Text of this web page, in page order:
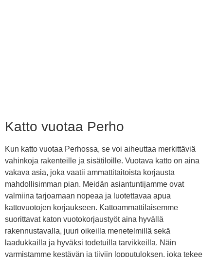
Katto vuotaa Perho
Kun katto vuotaa Perhossa, se voi aiheuttaa merkittäviä
vahinkoja rakenteille ja sisätiloille. Vuotava katto on aina
vakava asia, joka vaatii ammattitaitoista korjausta
mahdollisimman pian. Meidän asiantuntijamme ovat
valmiina tarjoamaan nopeaa ja luotettavaa apua
kattovuotojen korjaukseen. Kattoammattilaisemme
suorittavat katon vuotokorjaustyöt aina hyvällä
rakennustavalla, juuri oikeilla menetelmillä sekä
laadukkailla ja hyväksi todetuilla tarvikkeilla. Näin
varmistamme kestävän ja tiiviin lopputuloksen, joka tekee